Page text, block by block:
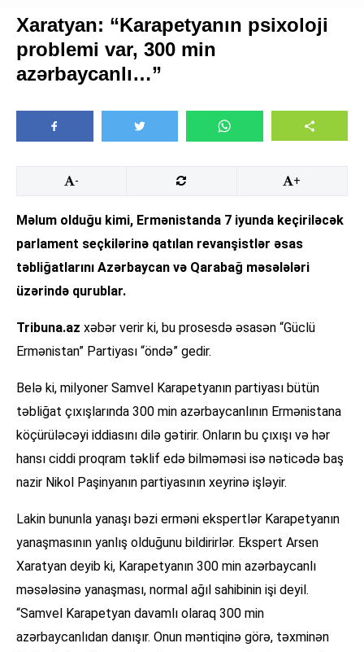
Xaratyan: “Karapetyanın psixoloji
problemi var, 300 min
azərbaycanlı…”
- +
Məlum olduğu kimi, Ermənistanda 7 iyunda keçiriləcək
parlament seçkilərinə qatılan revanşistlər əsas
təbliğatlarını Azərbaycan və Qarabağ məsələləri
üzərində qurublar.
Tribuna.az xəbər verir ki, bu prosesdə əsasən “Güclü
Ermənistan” Partiyası “öndə” gedir.
Belə ki, milyoner Samvel Karapetyanın partiyası bütün
təbliğat çıxışlarında 300 min azərbaycanlının Ermənistana
köçürüləcəyi iddiasını dilə gətirir. Onların bu çıxışı və hər
hansı ciddi proqram təklif edə bilməməsi isə nəticədə baş
nazir Nikol Paşinyanın partiyasının xeyrinə işləyir.
Lakin bununla yanaşı bəzi erməni ekspertlər Karapetyanın
yanaşmasının yanlış olduğunu bildirirlər. Ekspert Arsen
Xaratyan deyib ki, Karapetyanın 300 min azərbaycanlı
məsələsinə yanaşması, normal ağıl sahibinin işi deyil.
“Samvel Karapetyan davamlı olaraq 300 min
azərbaycanlıdan danışır. Onun məntiqinə görə, təxminən